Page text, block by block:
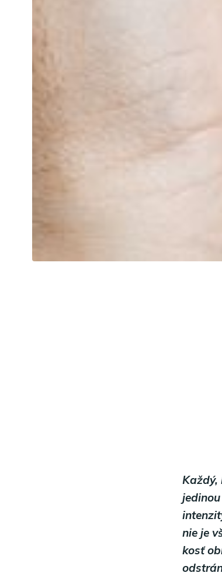
Každý,
nie je
kosť